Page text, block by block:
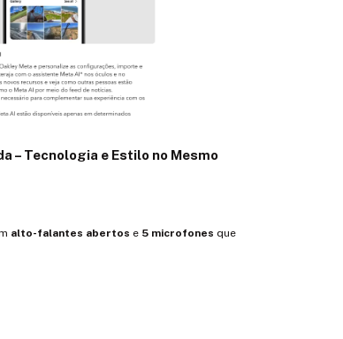
– Tecnologia e Estilo no Mesmo
alto-falantes abertos e 5 microfones que